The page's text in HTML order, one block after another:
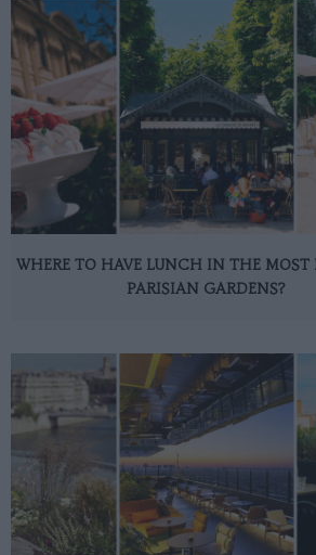
WHERE TO HAVE LUNCH IN THE MOST
PARISIAN GARDENS?